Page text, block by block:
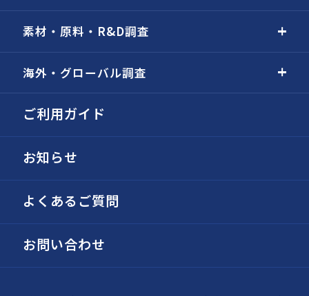
素材・原料・R&D調査
海外・グローバル調査
ご利用ガイド
お知らせ
よくあるご質問
お問い合わせ